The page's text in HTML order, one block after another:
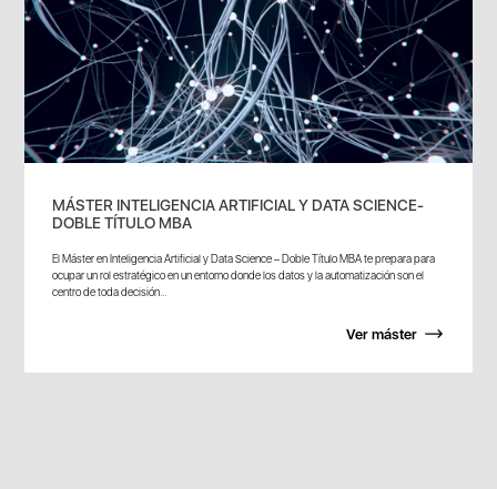
MÁSTER INTELIGENCIA ARTIFICIAL Y DATA SCIENCE-
DOBLE TÍTULO MBA
El Máster en Inteligencia Artificial y Data Science – Doble Título MBA te prepara para
ocupar un rol estratégico en un entorno donde los datos y la automatización son el
centro de toda decisión...
Ver máster